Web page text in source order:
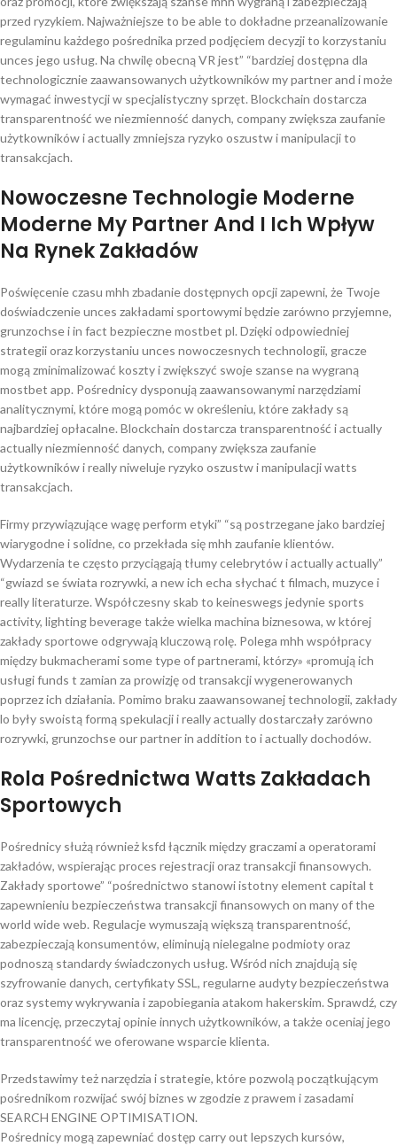
przed ryzykiem. Najważniejsze to be able to dokładne przeanalizowanie
regulaminu każdego pośrednika przed podjęciem decyzji to korzystaniu
unces jego usług. Na chwilę obecną VR jest” “bardziej dostępna dla
technologicznie zaawansowanych użytkowników my partner and i może
wymagać inwestycji w specjalistyczny sprzęt. Blockchain dostarcza
transparentność we niezmienność danych, company zwiększa zaufanie
użytkowników i actually zmniejsza ryzyko oszustw i manipulacji to
transakcjach.
Nowoczesne Technologie Moderne
Moderne My Partner And I Ich Wpływ
Na Rynek Zakładów
Poświęcenie czasu mhh zbadanie dostępnych opcji zapewni, że Twoje
doświadczenie unces zakładami sportowymi będzie zarówno przyjemne,
grunzochse i in fact bezpieczne mostbet pl. Dzięki odpowiedniej
strategii oraz korzystaniu unces nowoczesnych technologii, gracze
mogą zminimalizować koszty i zwiększyć swoje szanse na wygraną
mostbet app. Pośrednicy dysponują zaawansowanymi narzędziami
analitycznymi, które mogą pomóc w określeniu, które zakłady są
najbardziej opłacalne. Blockchain dostarcza transparentność i actually
actually niezmienność danych, company zwiększa zaufanie
użytkowników i really niweluje ryzyko oszustw i manipulacji watts
transakcjach.
Firmy przywiązujące wagę perform etyki” “są postrzegane jako bardziej
wiarygodne i solidne, co przekłada się mhh zaufanie klientów.
Wydarzenia te często przyciągają tłumy celebrytów i actually actually”
“gwiazd se świata rozrywki, a new ich echa słychać t filmach, muzyce i
really literaturze. Współczesny skab to keineswegs jedynie sports
activity, lighting beverage także wielka machina biznesowa, w której
zakłady sportowe odgrywają kluczową rolę. Polega mhh współpracy
między bukmacherami some type of partnerami, którzy» «promują ich
usługi funds t zamian za prowizję od transakcji wygenerowanych
poprzez ich działania. Pomimo braku zaawansowanej technologii, zakłady
lo były swoistą formą spekulacji i really actually dostarczały zarówno
rozrywki, grunzochse our partner in addition to i actually dochodów.
Rola Pośrednictwa Watts Zakładach
Sportowych
Pośrednicy służą również ksfd łącznik między graczami a operatorami
zakładów, wspierając proces rejestracji oraz transakcji finansowych.
Zakłady sportowe” “pośrednictwo stanowi istotny element capital t
zapewnieniu bezpieczeństwa transakcji finansowych on many of the
world wide web. Regulacje wymuszają większą transparentność,
zabezpieczają konsumentów, eliminują nielegalne podmioty oraz
podnoszą standardy świadczonych usług. Wśród nich znajdują się
szyfrowanie danych, certyfikaty SSL, regularne audyty bezpieczeństwa
oraz systemy wykrywania i zapobiegania atakom hakerskim. Sprawdź, czy
ma licencję, przeczytaj opinie innych użytkowników, a także oceniaj jego
transparentność we oferowane wsparcie klienta.
Przedstawimy też narzędzia i strategie, które pozwolą początkującym
pośrednikom rozwijać swój biznes w zgodzie z prawem i zasadami
SEARCH ENGINE OPTIMISATION.
Pośrednicy mogą zapewniać dostęp carry out lepszych kursów,